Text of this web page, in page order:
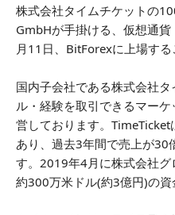
株式会社タイムチケットの
GmbHが手掛ける、仮想通
月11日、BitForexに上場する
国内子会社である株式会社
ル・経験を取引できるマー
営しております。
あり、過去3年間で売上が30
す。2019年4月に株式会社グ
約300万米ドル(約3億円)の資